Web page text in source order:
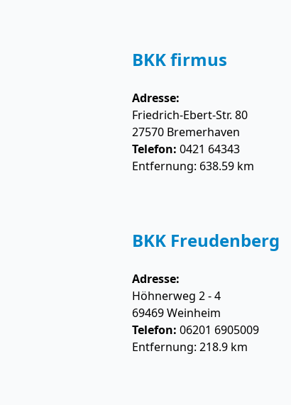
BKK firmus
Adresse:
Friedrich-Ebert-Str. 80
27570 Bremerhaven
Telefon: 0421 64343
Entfernung: 638.59 km
BKK Freudenberg
Adresse:
Höhnerweg 2 - 4
69469Weinheim
Telefon: 06201 6905009
Entfernung: 218.9 km